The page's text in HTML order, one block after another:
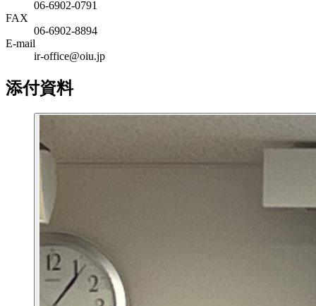
06-6902-0791
FAX
06-6902-8894
E-mail
ir-office@oiu.jp
添付資料